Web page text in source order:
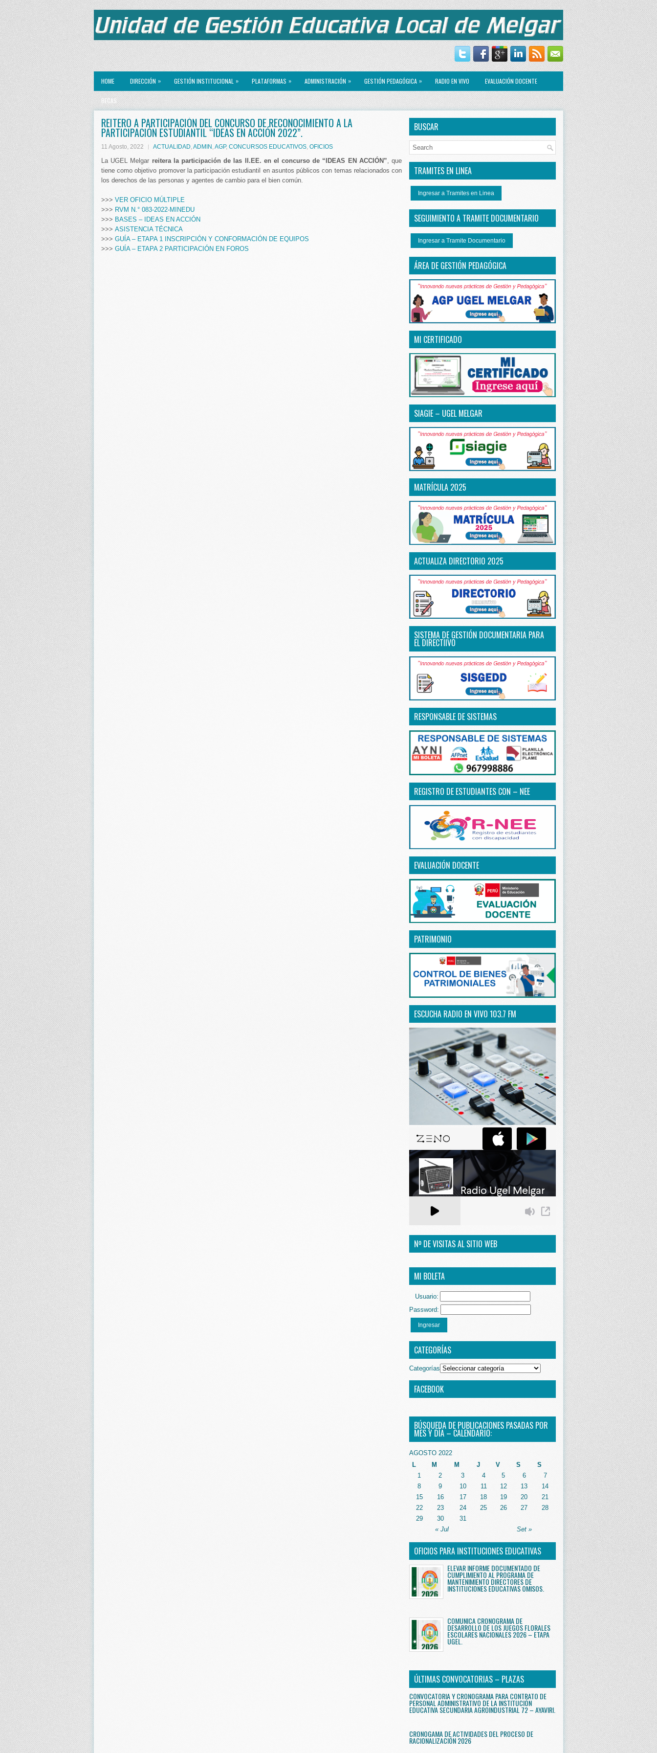
HOME DIRECCIÓN » GESTIÓN INSTITUCIONAL » PLATAFORMAS » ADMINISTRACIÓN » GESTIÓN PEDAGÓGICA » RADIO EN VIVO EVALUACIÓN DOCENTE
BECAS
REITERO A PARTICIPACIÓN DEL CONCURSO DE RECONOCIMIENTO A LA
PARTICIPACIÓN ESTUDIANTIL “IDEAS EN ACCIÓN 2022”.
11 Agosto, 2022 ACTUALIDAD ADMIN AGP, CONCURSOS EDUCATIVOS OFICIOS
La UGEL Melgar reitera la participación de las II.EE. en el concurso de “IDEAS EN ACCIÓN” , que
tiene como objetivo promover la participación estudiantil en asuntos públicos con temas relacionados con
los derechos de las personas y agentes de cambio para el bien común.
>>> VER OFICIO MÚLTIPLE
>>> RVM N.° 083-2022-MINEDU
>>> BASES – IDEAS EN ACCIÓN
>>> ASISTENCIA TÉCNICA
>>> GUÍA – ETAPA 1 INSCRIPCIÓN Y CONFORMACIÓN DE EQUIPOS
>>> GUÍA – ETAPA 2 PARTICIPACIÓN EN FOROS
BUSCAR
TRAMITES EN LINEA
Ingresar a Tramites en Linea
SEGUIMIENTO A TRAMITE DOCUMENTARIO
Ingresar a Tramite Documentario
ÁREA DE GESTIÓN PEDAGÓGICA
MI CERTIFICADO
SIAGIE – UGEL MELGAR
MATRÍCULA 2025
ACTUALIZA DIRECTORIO 2025
SISTEMA DE GESTIÓN DOCUMENTARIA PARA
EL DIRECTIIVO
RESPONSABLE DE SISTEMAS
REGISTRO DE ESTUDIANTES CON – NEE
EVALUACIÓN DOCENTE
PATRIMONIO
ESCUCHA RADIO EN VIVO 103.7 FM
Nº DE VISITAS AL SITIO WEB
MI BOLETA
Usuario:
Password:
Ingresar
CATEGORÍAS
Categorías
FACEBOOK
BÚSQUEDA DE PUBLICACIONES PASADAS POR
MES Y DÍA – CALENDARIO:
AGOSTO 2022
L
M M J V S S
« Jul Set »
1 2 3 4 5 6
7
8
9 10 11 12 13
14
15
16 17 18 19 20
21
22
23 24 25 26 27
28
29
30 31
OFICIOS PARA INSTITUCIONES EDUCATIVAS
ELEVAR INFORME DOCUMENTADO DE
CUMPLIMIENTO AL PROGRAMA DE
MANTENIMIENTO DIRECTORES DE
INSTITUCIONES EDUCATIVAS OMISOS.
COMUNICA CRONOGRAMA DE
DESARROLLO DE LOS JUEGOS FLORALES
ESCOLARES NACIONALES 2026 – ETAPA
UGEL.
ÚLTIMAS CONVOCATORIAS – PLAZAS
CONVOCATORIA Y CRONOGRAMA PARA CONTRATO DE
PERSONAL ADMINISTRATIVO DE LA INSTITUCIÓN
EDUCATIVA SECUNDARIA AGROINDUSTRIAL 72 – AYAVIRI.
CRONOGAMA DE ACTIVIDADES DEL PROCESO DE
RACIONALIZACIÓN 2026